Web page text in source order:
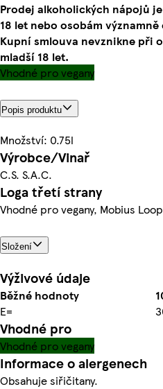
Prodej alkoholických nápojů
18 let nebo osobám
Kupní smlouva nevznikne při
mladší 18 let.
Vhodné pro vegany
Popis produktu
Množství: 0.75l
Výrobce/Vinař
C.S. S.A.C.
Loga třetí strany
Vhodné pro vegany, Mobius
Složení
Výživové údaje
Běžné hodnoty
E=
Vhodné pro
Vhodné pro vegany
Informace o alergenech
Obsahuje siřičitany.